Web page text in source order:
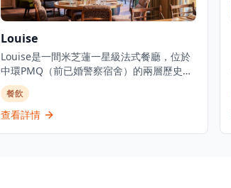
Louise
Louise是一間米芝蓮一星級法式餐廳，位於
中環PMQ（前已婚警察宿舍）的兩層歷史建
築內，是香港的創意中心。這是JIA Group創
辦人Yenn Wong與著名法籍主廚Julien
Royer（前亞洲50最佳餐廳第一名Odette主
餐飲
查看詳情